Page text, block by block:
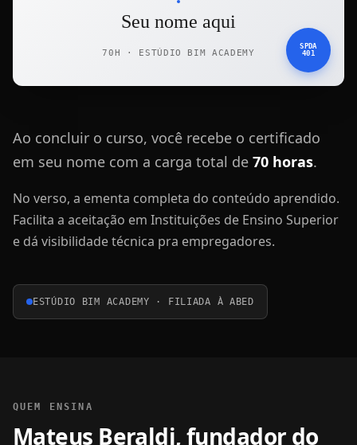
Seu nome aqui
70H · ESTÚDIO BIM ACADEMY
SPDA
401
Ao concluir o curso, você recebe o certificado
em seu nome com a carga total de 70 horas.
No verso, a ementa completa do conteúdo aprendido.
Facilita a aceitação em Instituições de Ensino Superior
e dá visibilidade técnica pra empregadores.
ESTÚDIO BIM ACADEMY · FILIADA À ABED
QUEM ENSINA
Mateus Beraldi, fundador do